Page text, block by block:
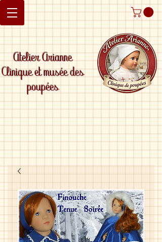
Atelier Arianne
Clinique et musée des
poupées